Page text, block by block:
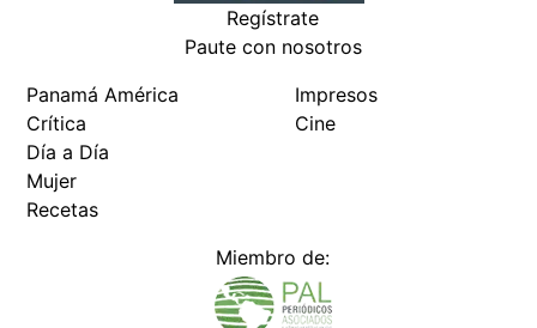
Regístrate
Paute con nosotros
Panamá América
Crítica
Día a Día
Mujer
Recetas
Impresos
Cine
Miembro de: